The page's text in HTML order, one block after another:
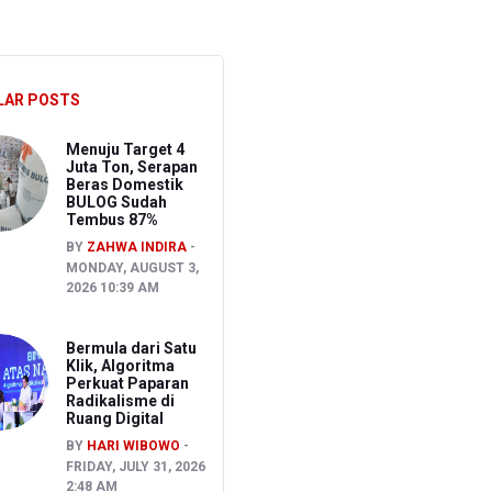
POSTS
Menuju Target 4
Juta Ton, Serapan
Beras Domestik
BULOG Sudah
Tembus 87%
BY ZAHWA INDIRA
MONDAY, AUGUST 3,
2026 10:39 AM
Bermula dari Satu
Klik, Algoritma
Perkuat Paparan
Radikalisme di
Ruang Digital
BY HARI WIBOWO
FRIDAY, JULY 31, 2026
2:48 AM